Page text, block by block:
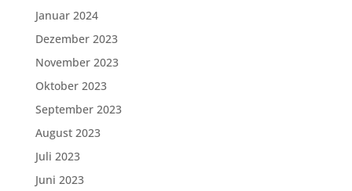
Januar 2024
Dezember 2023
November 2023
Oktober 2023
September 2023
August 2023
Juli 2023
Juni 2023